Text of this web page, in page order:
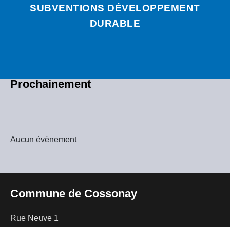
SUBVENTIONS DÉVELOPPEMENT
DURABLE
Prochainement
Aucun évènement
Commune de Cossonay
Rue Neuve 1